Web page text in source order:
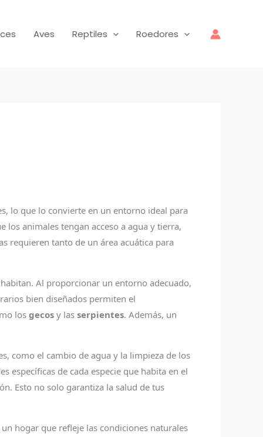
Aves Reptiles Roedores
lo que lo convierte en un entorno ideal para
los animales tengan acceso a agua y tierra,
requieren tanto de un área acuática para
Al proporcionar un entorno adecuado,
bien diseñados permiten el
los gecos y las serpientes. Además, un
como el cambio de agua y la limpieza de los
específicas de cada especie que habita en el
Esto no solo garantiza la salud de tus
hogar que refleje las condiciones naturales